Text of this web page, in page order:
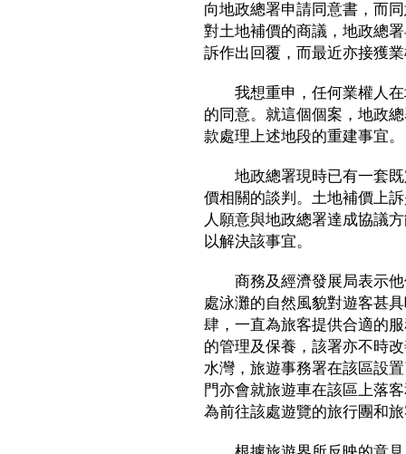
向地政總署申請同意書，而
對土地補價的商議，地政總
訴作出回覆，而最近亦接獲
我想重申，任何業權人在
的同意。就這個個案，地政
款處理上述地段的重建事宜。
地政總署現時已有一套既
價相關的談判。土地補價上
人願意與地政總署達成協議
以解決該事宜。
商務及經濟發展局表示他
處泳灘的自然風貌對遊客甚
肆，一直為旅客提供合適的
的管理及保養，該署亦不時
水灣，旅遊事務署在該區設
門亦會就旅遊車在該區上落
為前往該處遊覽的旅行團和